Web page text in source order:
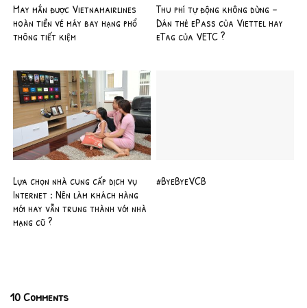
May mắn được Vietnamairlines
hoàn tiền vé máy bay hạng phổ
thông tiết kiệm
Thu phí tự động không dừng –
Dán thẻ ePass của Viettel hay
eTag của VETC ?
Lựa chọn nhà cung cấp dịch vụ
Internet : Nên làm khách hàng
mới hay vẫn trung thành với nhà
mạng cũ ?
#ByeByeVCB
10 Comments